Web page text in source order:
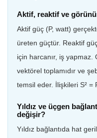
Aktif, reaktif ve
Aktif güç (P, watt)
üreten güçtür. Reaktif
için harcanır, iş yapmaz.
vektörel toplamıdır ve
temsil eder. İlişkileri S² =
Yıldız ve üçgen
değişir?
Yıldız bağlantıda hat